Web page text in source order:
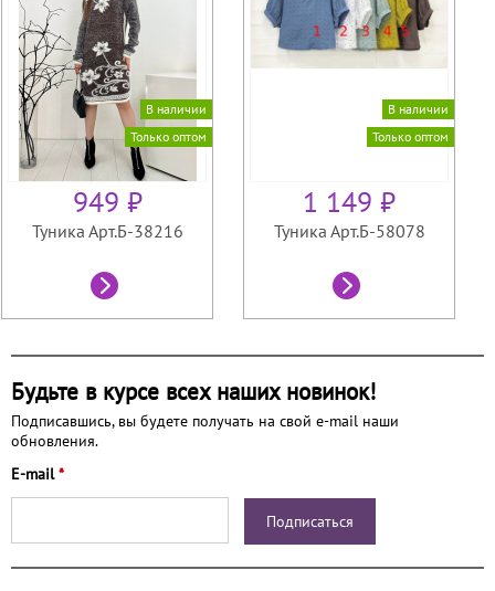
В наличии
Только оптом
949 ₽
Туника Арт.Б-38216
В наличии
Только оптом
1 149 ₽
Туника Арт.Б-58078
Будьте в курсе всех наших новинок!
Подписавшись, вы будете получать на свой e-mail наши
обновления.
E-mail*